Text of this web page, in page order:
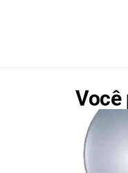
Você